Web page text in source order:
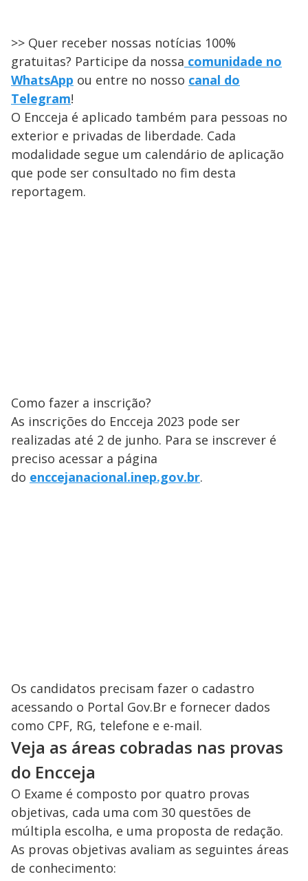
>> Quer receber nossas notícias 100%
gratuitas? Participe da nossa comunidade no
WhatsApp ou entre no nosso canal do
Telegram!
O Encceja é aplicado também para pessoas no
exterior e privadas de liberdade. Cada
modalidade segue um calendário de aplicação
que pode ser consultado no fim desta
reportagem.
Como fazer a inscrição?
As inscrições do Encceja 2023 pode ser
realizadas até 2 de junho. Para se inscrever é
preciso acessar a página
do enccejanacional.inep.gov.br.
Os candidatos precisam fazer o cadastro
acessando o Portal Gov.Br e fornecer dados
como CPF, RG, telefone e e-mail.
Veja as áreas cobradas nas provas
do Encceja
O Exame é composto por quatro provas
objetivas, cada uma com 30 questões de
múltipla escolha, e uma proposta de redação.
As provas objetivas avaliam as seguintes áreas
de conhecimento: